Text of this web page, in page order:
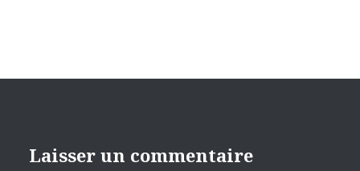
Laisser un commentaire